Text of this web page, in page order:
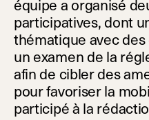
équipe a organisé
participatives, dont
thématique avec
un examen de la
afin de cibler des
pour favoriser la
participé à la